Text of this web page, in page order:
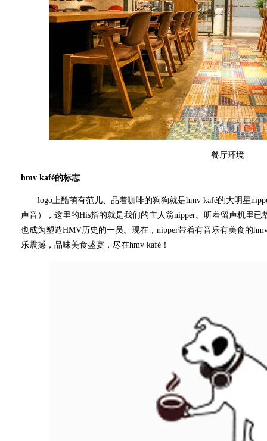
餐厅环境
hmv kafé的标志
logo上酷萌有范儿、品着咖啡的狗狗就是hmv kafé的大明星
声音），这里的His指的就是我们的主人翁nipper。听着留声机里
也成为塑造HMV历史的一员。现在，nipper带着有音乐有美食的
乐震撼，品味美食盛宴，尽在hmv kafé！